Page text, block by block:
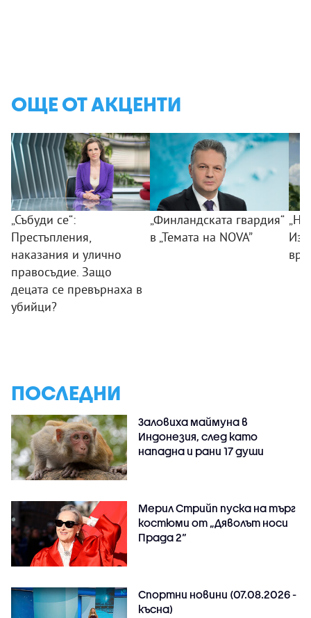
ОЩЕ ОТ АКЦЕНТИ
„Събуди се“:
Престъпления,
наказания и улично
правосъдие. Защо
децата се превърнаха в
убийци?
„Финландската гвардия“
в „Темата на NOVA”
ПОСЛЕДНИ
Заловиха маймуна в
Индонезия, след като
нападна и рани 17 души
Мерил Стрийп пуска на търг
костюми от „Дяволът носи
Прада 2“
Спортни новини (07.08.2026 -
късна)